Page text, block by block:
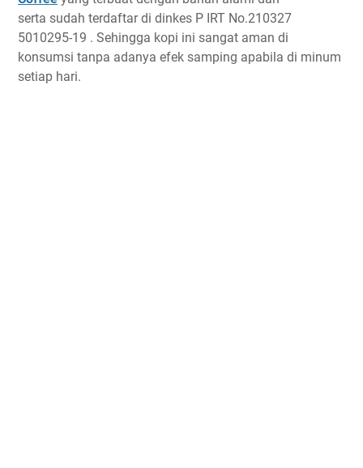
serta sudah terdaftar di dinkes P IRT No.210327
5010295-19 . Sehingga kopi ini sangat aman di
konsumsi tanpa adanya efek samping apabila di minum
setiap hari.